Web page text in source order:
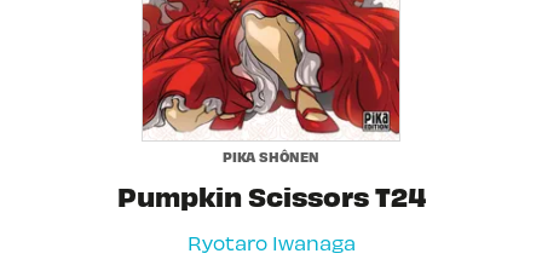
PIKA SHÔNEN
Pumpkin Scissors T24
Ryotaro Iwanaga